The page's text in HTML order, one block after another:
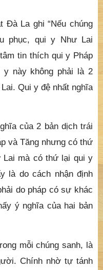
Đà La ghi “Nếu chúng
phục, qui y Như Lai
tin thích qui y Pháp
này không phải là 2
Qui y đệ nhất nghĩa
của 2 bản dịch trái
và Tăng nhưng có thứ
Lai mà có thứ lại qui y
là do cách nhận định
do pháp có sự khác
ý nghĩa của hai bản
mỗi chúng sanh, là
Chính nhờ tự tánh